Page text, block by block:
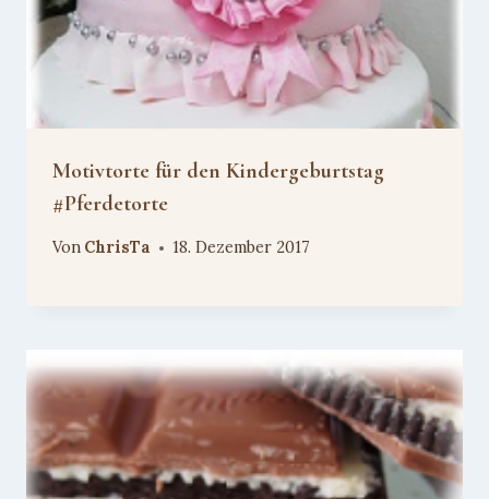
Motivtorte für den Kindergeburtstag
#Pferdetorte
Von ChrisTa 18. Dezember 2017